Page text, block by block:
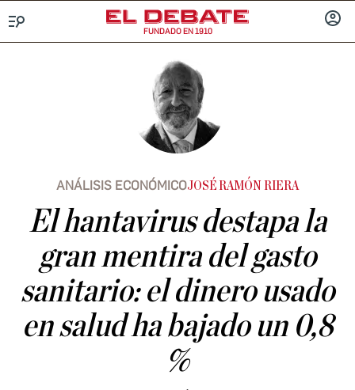
FUNDADO EN 1910
ANÁLISIS ECONÓMICOJOSÉ RAMÓN RIERA
El hantavirus destapa la
gran mentira del gasto
sanitario: el dinero usado
en salud ha bajado un 0,8
%